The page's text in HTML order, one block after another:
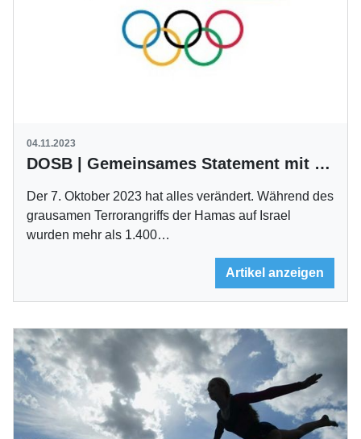
04.11.2023
DOSB | Gemeinsames Statement mit MAKKABI Deutschland
Der 7. Oktober 2023 hat alles verändert. Während des
grausamen Terrorangriffs der Hamas auf Israel
wurden mehr als 1.400…
Artikel anzeigen